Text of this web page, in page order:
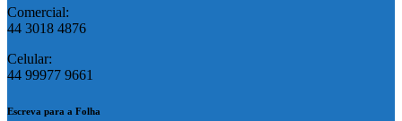
Comercial:
44 3018 4876
Celular:
44 99977 9661
Escreva para a Folha